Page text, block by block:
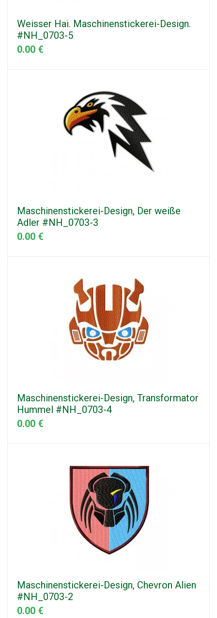
Weisser Hai. Maschinenstickerei-Design.
#NH_0703-5
0.00 €
Maschinenstickerei-Design, Der weiße
Adler #NH_0703-3
0.00 €
Maschinenstickerei-Design, Transformator
Hummel #NH_0703-4
0.00 €
Maschinenstickerei-Design, Chevron Alien
#NH_0703-2
0.00 €